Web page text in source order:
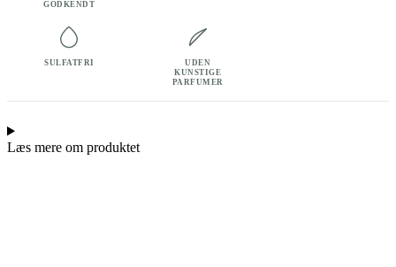
GODKENDT
SULFATFRI
UDEN
KUNSTIGE
PARFUMER
Læs mere om produktet